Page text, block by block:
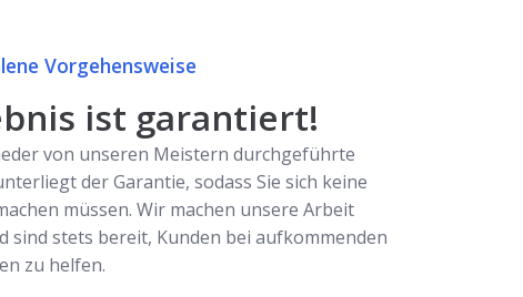
Vorgehensweise
ist garantiert!
von unseren Meistern durchgeführte
der Garantie, sodass Sie sich keine
müssen. Wir machen unsere Arbeit
sind stets bereit, Kunden bei aufkommenden
zu helfen.